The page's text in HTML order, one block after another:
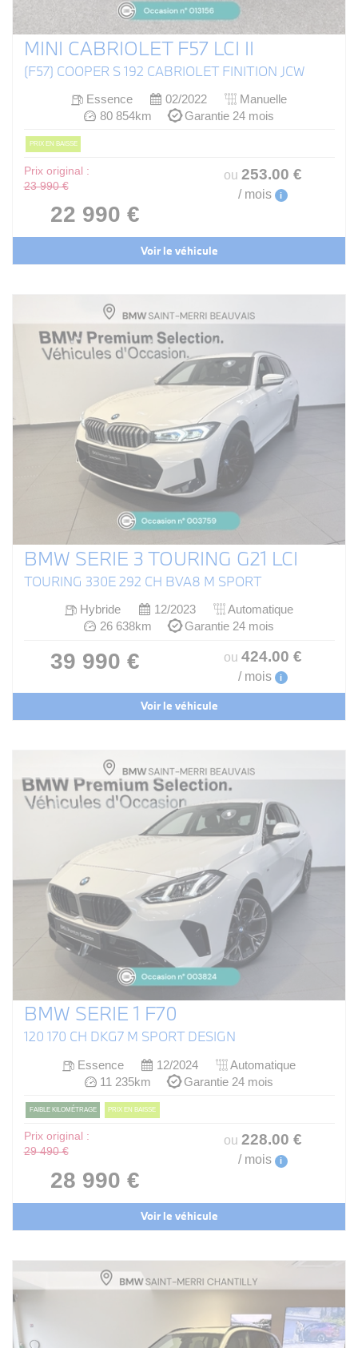
MINI CABRIOLET F57 LCI II
(F57) COOPER S 192 CABRIOLET FINITION JCW
Essence 02/2022
Manuelle
80 854km
Garantie 24 mois
PRIX EN BAISSE
Prix original :
23 990 €
22 990 €
ou 253.00 €
/ mois i
Voir le véhicule
BMW SERIE 3 TOURING G21 LCI
TOURING 330E 292 CH BVA8 M SPORT
Hybride 12/2023
Automatique
26 638km
Garantie 24 mois
39 990 € ou 424.00 €
/ mois i
Voir le véhicule
BMW SERIE 1 F70
120 170 CH DKG7 M SPORT DESIGN
Essence 12/2024
Automatique
11 235km
Garantie 24 mois
FAIBLE KILOMÉTRAGE PRIX EN BAISSE
Prix original :
29 490 €
28 990 €
ou 228.00 €
/ mois i
Voir le véhicule